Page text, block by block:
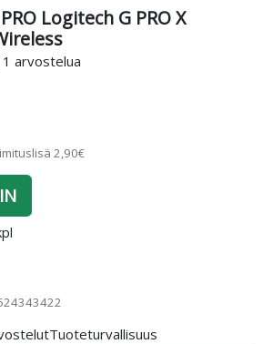
Logitech G PRO X
arvostelua
2,90€
Tuoteturvallisuus